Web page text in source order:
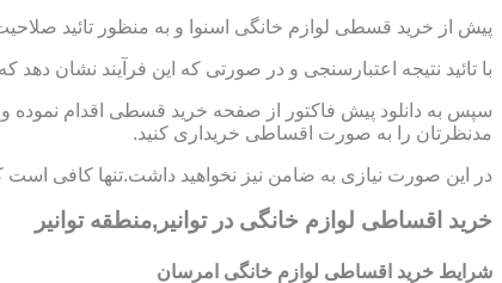
پیش از خرید قسطی لوازم خانگی اسنوا و به منظور تائید
با تائید نتیجه اعتبارسنجی و در صورتی که این فرآیند نشان
سپس به دانلود پیش فاکتور از صفحه خرید قسطی اقدام نموده و
مدنظرتان را به صورت اقساطی خریداری کنید.
در این صورت نیازی به ضامن نیز نخواهید داشت.تنها کافی است که ۳۰ درصد از مبلغ کل کالا را به صورت پیش پرداخت،پرداخت نموده و مابقی مبلغ را در اقساط ؟،؟؟ و یا ؟؟ ماهه
خرید اقساطی لوازم خانگی در توانیر,منطقه توانیر
شرایط خرید اقساطی لوازم خانگی امرسان